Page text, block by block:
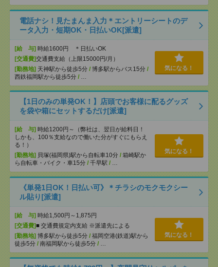
電話ナシ！見たまんま入力＊エントリーシートのデ
ータ入力・短期OK・日払いOK[派遣]
[給 与] 時給1600円 ＊日払いOK
[交通費]交通費支給（上限15000円/月）
[勤務地] 天神駅から徒歩5分 / 博多駅からバス15分 /
西鉄福岡駅から徒歩5分 / …
気になる！
【1日のみの単発OK！】店頭でお客様に配るグッズ
を袋や箱にセットするだけ[派遣]
[給 与] 時給1200円～（弊社は、翌日が給料日！
しかも、100％支給なので働いた分がすぐにもらえ
る！）
[勤務地] 貝塚(福岡県)駅から自転車10分 / 箱崎駅か
ら自転車・バイク・車15分 / 千早駅 / …
気になる！
《単発1日OK！日払い可》＊チラシのモクモクシー
ル貼り[派遣]
[給 与] 時給1,500円～1,875円
[交通費]■ 交通費規定内支給 ※派遣先による
[勤務地] 博多駅から徒歩5分 / 福岡空港(鉄道)駅から
徒歩5分 / 南福岡駅から徒歩5分 / …
気になる！